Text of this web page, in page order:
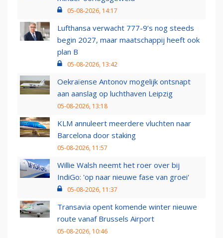
05-08-2026, 14:17
Lufthansa verwacht 777-9’s nog steeds
begin 2027, maar maatschappij heeft ook
plan B
05-08-2026, 13:42
Oekraïense Antonov mogelijk ontsnapt
aan aanslag op luchthaven Leipzig
05-08-2026, 13:18
KLM annuleert meerdere vluchten naar
Barcelona door staking
05-08-2026, 11:57
Willie Walsh neemt het roer over bij
IndiGo: 'op naar nieuwe fase van groei'
05-08-2026, 11:37
Transavia opent komende winter nieuwe
route vanaf Brussels Airport
05-08-2026, 10:46